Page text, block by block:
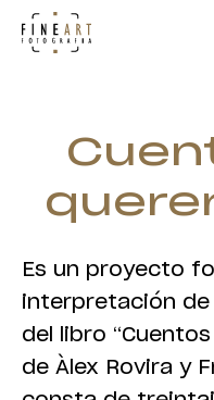
Es un proyecto
interpretación
del libro
de Àlex Rovira y